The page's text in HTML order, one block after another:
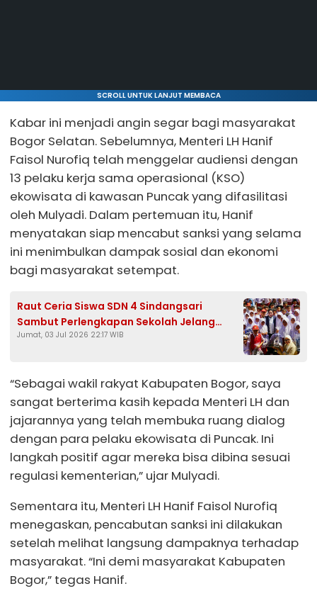
SCROLL UNTUK LANJUT MEMBACA
Kabar ini menjadi angin segar bagi masyarakat
Bogor Selatan. Sebelumnya, Menteri LH Hanif
Faisol Nurofiq telah menggelar audiensi dengan
13 pelaku kerja sama operasional (KSO)
ekowisata di kawasan Puncak yang difasilitasi
oleh Mulyadi. Dalam pertemuan itu, Hanif
menyatakan siap mencabut sanksi yang selama
ini menimbulkan dampak sosial dan ekonomi
bagi masyarakat setempat.
Raut Ceria Siswa SDN 4 Sindangsari
Sambut Perlengkapan Sekolah Jelang
Tahun Ajaran Baru
Jumat, 03 Jul 2026 22:17 WIB
“Sebagai wakil rakyat Kabupaten Bogor, saya
sangat berterima kasih kepada Menteri LH dan
jajarannya yang telah membuka ruang dialog
dengan para pelaku ekowisata di Puncak. Ini
langkah positif agar mereka bisa dibina sesuai
regulasi kementerian,” ujar Mulyadi.
Sementara itu, Menteri LH Hanif Faisol Nurofiq
menegaskan, pencabutan sanksi ini dilakukan
setelah melihat langsung dampaknya terhadap
masyarakat. “Ini demi masyarakat Kabupaten
Bogor,” tegas Hanif.